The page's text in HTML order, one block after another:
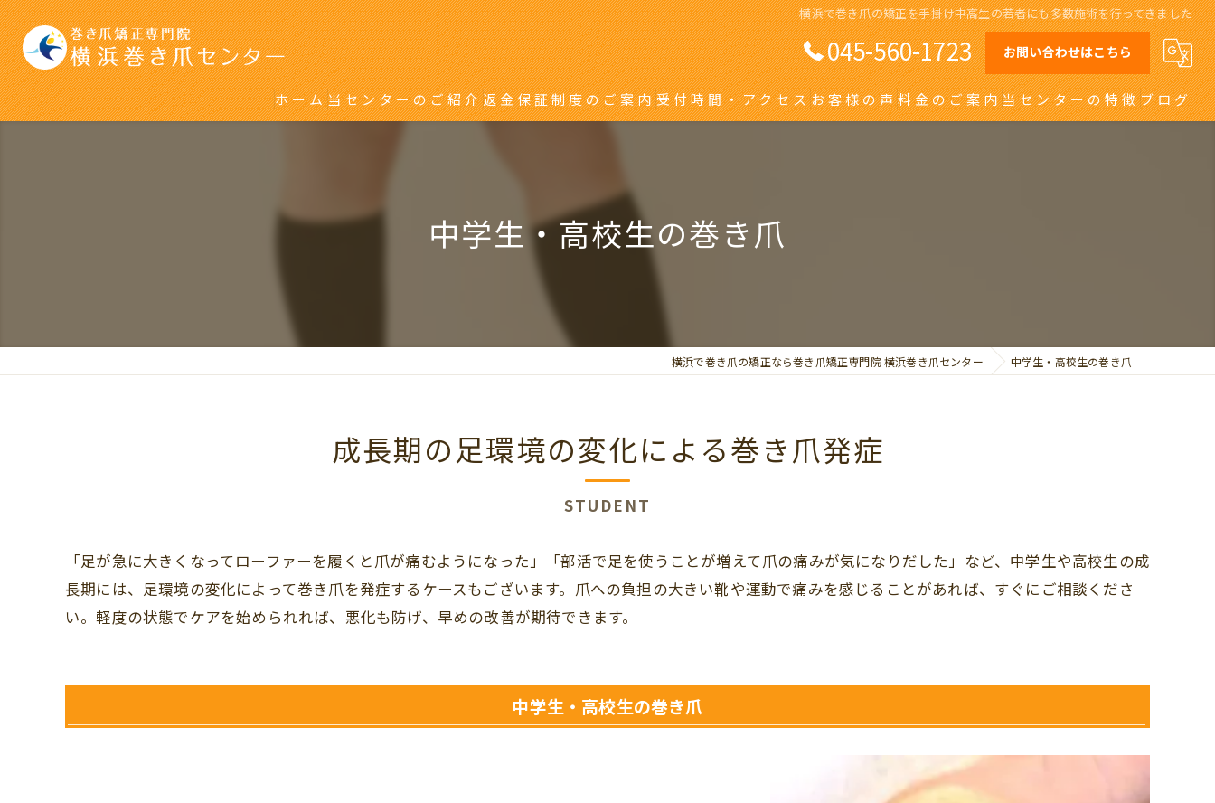
横浜で巻き爪の矯正を手掛け中高生の若者にも多数施術を行ってきました
045-560-1723 お問い合わせはこちら
ホーム当センターのご紹介返金保証制度のご案内受付時間・アクセスお客様の声料金のご案内当センターの特徴ブログ
中学生・高校生の巻き爪
横浜で巻き爪の矯正なら巻き爪矯正専門院 横浜巻き爪センター 中学生・高校生の巻き爪
成長期の足環境の変化による巻き爪発症
STUDENT
「足が急に大きくなってローファーを履くと爪が痛むようになった」「部活で足を使うことが増えて爪の痛みが気になりだした」など、中学生や高校生の成
長期には、足環境の変化によって巻き爪を発症するケースもございます。爪への負担の大きい靴や運動で痛みを感じることがあれば、すぐにご相談くださ
い。軽度の状態でケアを始められれば、悪化も防げ、早めの改善が期待できます。
中学生・高校生の巻き爪